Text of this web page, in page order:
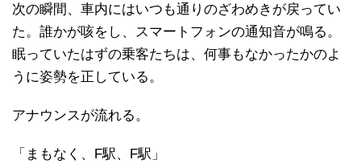
次の瞬間、車内にはいつも通りのざわめきが戻ってい
た。誰かが咳をし、スマートフォンの通知音が鳴る。
眠っていたはずの乗客たちは、何事もなかったかのよ
うに姿勢を正している。
アナウンスが流れる。
「まもなく、F駅、F駅」